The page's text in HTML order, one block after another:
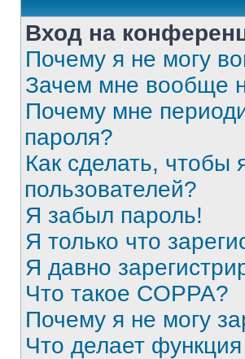
Вход на
Почему я не могу
Зачем мне вообще
Почему мне
пароля?
Как сделать, чтобы
пользователей?
Я забыл пароль!
Я только что
Я давно
Что такое COPPA?
Почему я не могу
Что делает